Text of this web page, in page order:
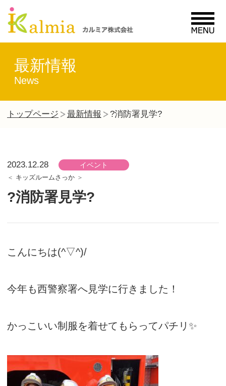
MENU
最新情報
News
トップページ 最新情報 ?消防署見学?
2023.12.28 イベント
キッズルームさっか
?消防署見学?
こんにちは(^▽^)/
今年も西警察署へ見学に行きました！
かっこいい制服を着せてもらってパチリ✨